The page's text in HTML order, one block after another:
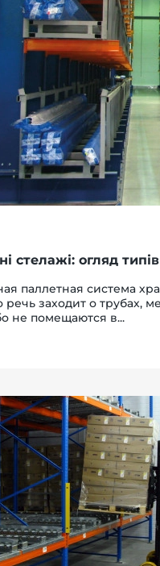
стелажі: огляд
паллетная система
речь заходит о трубах,
не помещаются в...